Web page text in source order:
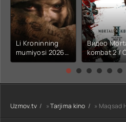
Li Kroninning
mumiyosi 2026
(uzbek tilida
kino) tarjima HD
Видео
kombat 2 /
jangi 2
Uzbek tilida
Uzmov.tv »Tarjima kino » Maqsad Hind